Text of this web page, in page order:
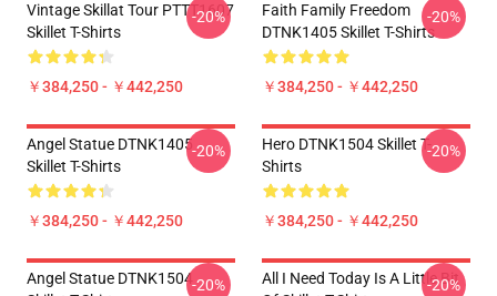
Vintage Skillat Tour PTTT1607
Skillet T-Shirts
￥384,250 - ￥442,250
-20%
Faith Family Freedom
DTNK1405 Skillet T-Shirts
￥384,250 - ￥442,250
-20%
Angel Statue DTNK1405
Skillet T-Shirts
￥384,250 - ￥442,250
-20%
Hero DTNK1504 Skillet T-
Shirts
￥384,250 - ￥442,250
-20%
Angel Statue DTNK1504-20%
All I Need Today Is A Little Bit
-20%